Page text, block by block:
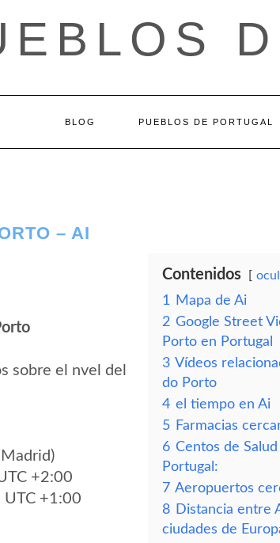
BLOG PUEBLOS DE PORTUGAL
– AI
sobre el nvel del
+2:00
UTC +1:00
Contenidos
1
Mapa de Ai
2 Google Street
Porto en Portugal
3 Vídeos
do Porto
4 el tiempo en Ai
5 Farmacias
6 Centos de
Portugal:
7 Aeropuertos
8 Distancia entre
ciudades de